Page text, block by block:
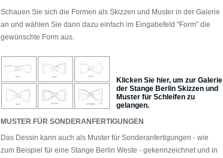
Schauen Sie sich die Formen als Skizzen und Muster in der Galerie
an und wählen Sie dann dazu einfach im Eingabefeld "Form" die
gewünschte Form aus.
Klicken Sie hier, um zur Galerie
der Stange Berlin Skizzen und
Muster für Schleifen zu
gelangen.
MUSTER FÜR SONDERANFERTIGUNGEN
Das Dessin kann auch als Muster für Sonderanfertigungen - wie
zum Beispiel für eine Stange Berlin Weste - gekennzeichnet und in